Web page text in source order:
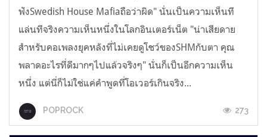
ฟังSwedish House Mafiaถือว่าผิด" นั่นเป็นความเห็นที
แล่นทีจริงความเห็นหนึ่งในโลกอินเตอร์เน็ต "น่าเสียดาย
สำหรับคอเพลงยุคหลังที่ไม่เคยดูโชว์ของSHMกับตา คุณ
พลาดอะไรที่ดีมากๆไปแล้วจริงๆ" นั่นก็เป็นอีกความเห็น
หนึ่ง แต่นี่ก็ไม่ใช่แค่คำพูดที่โอเวอร์เกินจริง...
POPROCK 273